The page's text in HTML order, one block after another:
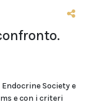
Society e
e con i criteri